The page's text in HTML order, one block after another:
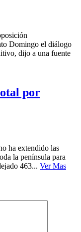
Domingo el diálogo
dijo a una fuente
por
ha extendido las
la península para
463... Ver Mas